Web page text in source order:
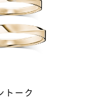
トーク